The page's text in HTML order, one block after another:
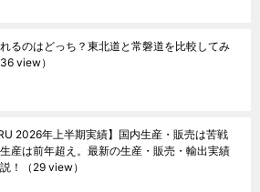
るのはどっち？東北道と常磐道を比較してみ
36 view）
2026年上半期実績】国内生産・販売は苦戦
産は前年超え。最新の生産・販売・輸出実績
！
（29 view）